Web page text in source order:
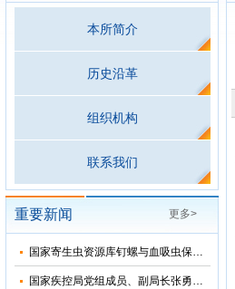
本所简介
历史沿革
组织机构
联系我们
重要新闻 更多>
国家寄生虫资源库钉螺与血吸虫保藏基地十五五”发展规划暨五方共建工作研讨会在上海召开
国家疾控局党组成员、副局长张勇到寄生虫病所调研指导